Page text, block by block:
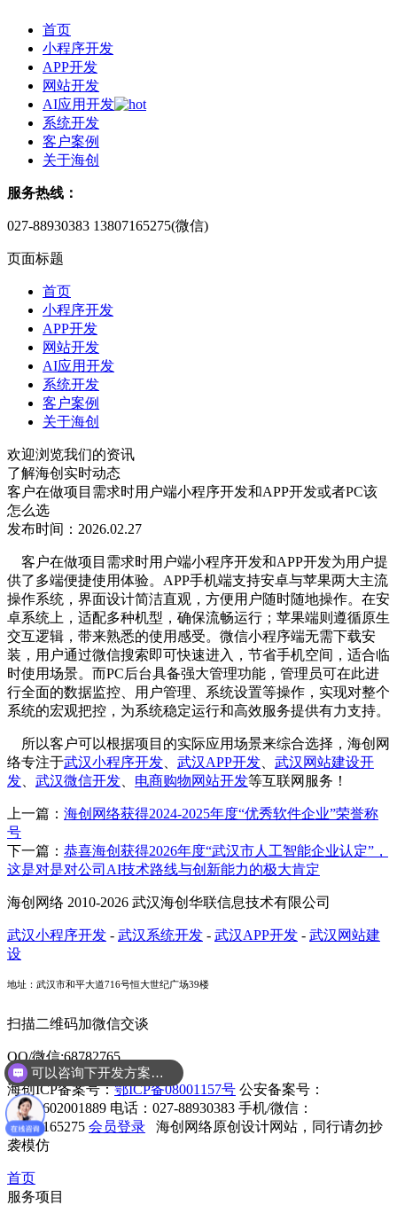
首页
小程序开发
APP开发
网站开发
AI应用开发
系统开发
客户案例
关于海创
服务热线：
027-88930383 13807165275(微信)
页面标题
首页
小程序开发
APP开发
网站开发
AI应用开发
系统开发
客户案例
关于海创
欢迎浏览我们的资讯
了解海创实时动态
客户在做项目需求时用户端小程序开发和APP开发或者PC该
怎么选
发布时间：2026.02.27
客户在做项目需求时用户端小程序开发和APP开发为用户提
供了多端便捷使用体验。APP手机端支持安卓与苹果两大主流
操作系统，界面设计简洁直观，方便用户随时随地操作。在安
卓系统上，适配多种机型，确保流畅运行；苹果端则遵循原生
交互逻辑，带来熟悉的使用感受。微信小程序端无需下载安
装，用户通过微信搜索即可快速进入，节省手机空间，适合临
时使用场景。而PC后台具备强大管理功能，管理员可在此进
行全面的数据监控、用户管理、系统设置等操作，实现对整个
系统的宏观把控，为系统稳定运行和高效服务提供有力支持。
所以客户可以根据项目的实际应用场景来综合选择， 海创网
络专注于武汉小程序开发 武汉APP开发
武汉网站建设开
发
武汉微信开发 电商购物网站开发等互联网服务！
上一篇： 海创网络获得2024-2025年度“优秀软件企业”荣誉称
号
下一篇： 恭喜海创获得2026年度“武汉市人工智能企业认定”，
这是对是对公司AI技术路线与创新能力的极大肯定
海创网络 2010-2026 武汉海创华联信息技术有限公司
武汉小程序开发 - 武汉系统开发 - 武汉APP开发 - 武汉网站建
设
地址：武汉市和平大道716号恒大世纪广场39楼
扫描二维码加微信交谈
QQ/微信:68782765
海创ICP备案号：鄂ICP备08001157号 公安备案号：
42010602001889 电话：027-88930383 手机/微信：
13807165275 会员登录
海创网络原创设计网站，同行请勿抄
袭模仿
首页
服务项目
可以咨询下开发方案么？